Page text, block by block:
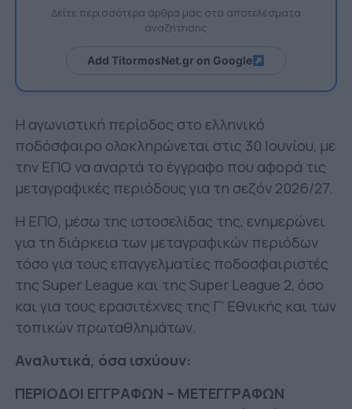
Δείτε περισσότερα άρθρα μας στα αποτελέσματα
αναζήτησης
Add TitormosNet.gr on Google
Η αγωνιστική περίοδος στο ελληνικό
ποδόσφαιρο ολοκληρώνεται στις 30 Ιουνίου, με
την ΕΠΟ να αναρτά το έγγραφο που αφορά τις
μεταγραφικές περιόδους για τη σεζόν 2026/27.
Η ΕΠΟ, μέσω της ιστοσελίδας της, ενημερώνει
για τη διάρκεια των μεταγραφικών περιόδων
τόσο για τους επαγγελματίες ποδοσφαιριστές
της Super League και της Super League 2, όσο
και για τους ερασιτέχνες της Γ’ Εθνικής και των
τοπικών πρωταθλημάτων.
Αναλυτικά, όσα ισχύουν:
ΠΕΡΙΟΔΟΙ ΕΓΓΡΑΦΩΝ – ΜΕΤΕΓΓΡΑΦΩΝ